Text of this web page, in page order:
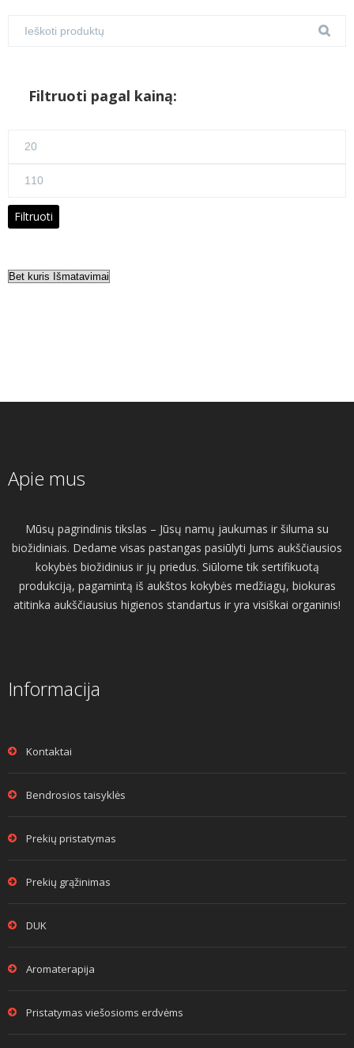
Filtruoti pagal kainą:
Maks
Filtruoti
Apie mus
Mūsų pagrindinis tikslas – Jūsų namų jaukumas ir šiluma su
biožidiniais. Dedame visas pastangas pasiūlyti Jums aukščiausios
kokybės biožidinius ir jų priedus. Siūlome tik sertifikuotą
produkciją, pagamintą iš aukštos kokybės medžiagų, biokuras
atitinka aukščiausius higienos standartus ir yra visiškai organinis!
Informacija
Kontaktai
Bendrosios taisyklės
Prekių pristatymas
Prekių grąžinimas
DUK
Aromaterapija
Pristatymas viešosioms erdvėms